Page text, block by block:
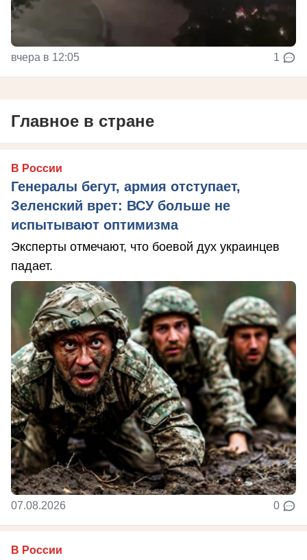
вчера в 12:05 1
Главное в стране
В России
Генералы бегут, армия отступает,
Зеленский врет: ВСУ больше не
испытывают оптимизма
Эксперты отмечают, что боевой дух украинцев
падает.
07.08.2026 0
В России